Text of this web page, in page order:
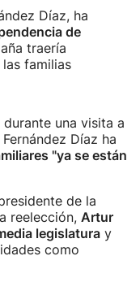
Díaz, ha
de
traería
familias
una visita a
Díaz ha
"ya se están
de la
reelección, Artur
legislatura y
como